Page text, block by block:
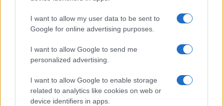
I want to allow my user data to be sent to
Google for online advertising purposes.
I want to allow Google to send me
personalized advertising.
I want to allow Google to enable storage
related to analytics like cookies on web or
device identifiers in apps.
a
ce
b
o
o
k
w
it
te
r
n
te
re
st
h
at
s
A
p
p
h
a
re
Articolo precedente
Prossimo articolo
NOTIZIE RECENTI